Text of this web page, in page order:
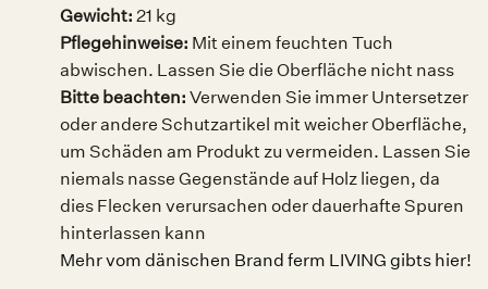
Gewicht: 21 kg
Pflegehinweise: Mit einem feuchten Tuch
abwischen. Lassen Sie die Oberfläche nicht nass
Bitte beachten: Verwenden Sie immer Untersetzer
oder andere Schutzartikel mit weicher Oberfläche,
um Schäden am Produkt zu vermeiden. Lassen Sie
niemals nasse Gegenstände auf Holz liegen, da
dies Flecken verursachen oder dauerhafte Spuren
hinterlassen kann
Mehr vom dänischen Brand ferm LIVING gibts hier!